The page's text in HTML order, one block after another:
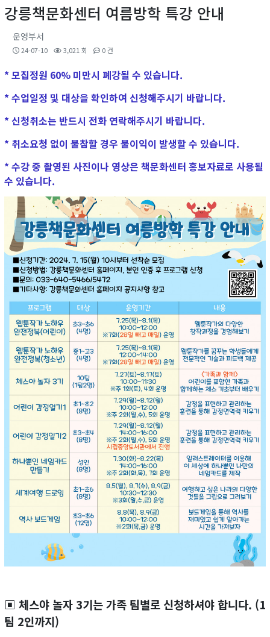
강릉책문화센터 여름방학 특강 안내
운영부서
24-07-10 3,021 회 0 건
* 모집정원 60% 미만시 폐강될 수 있습니다.
* 수업일정 및 대상을 확인하여 신청해주시기 바랍니다.
* 신청취소는 반드시 전화 연락해주시기 바랍니다.
* 취소요청 없이 불참할 경우 불이익이 발생할 수 있습니다.
* 수강 중 촬영된 사진이나 영상은 책문화센터 홍보자료로 사용될
수 있습니다.
▣ 체스야 놀자 3기는 가족 팀별로 신청하셔야 합니다. (1
팀 2인까지)